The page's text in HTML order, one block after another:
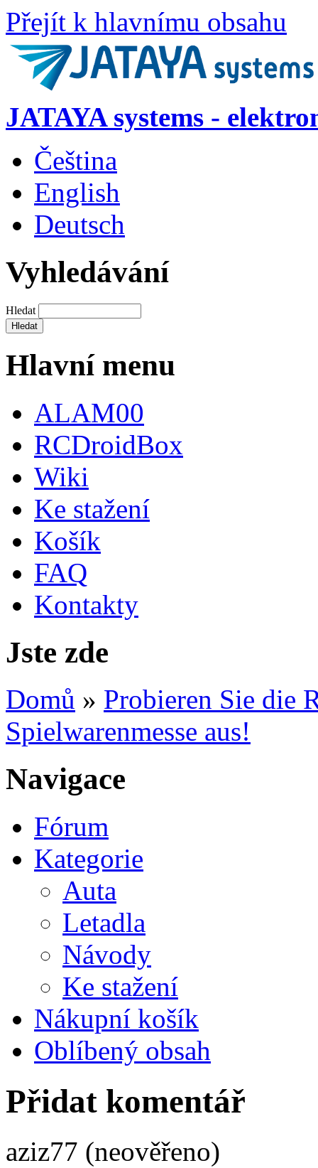
Přejít k hlavnímu obsahu
JATAYA systems -
Čeština
English
Deutsch
Vyhledávání
Hledat
Hlavní menu
ALAM00
RCDroidBox
Wiki
Ke stažení
Košík
FAQ
Kontakty
Jste zde
Domů » Probieren Sie die
Spielwarenmesse aus!
Navigace
Fórum
Kategorie
Auta
Letadla
Návody
Ke stažení
Nákupní košík
Oblíbený obsah
Přidat komentář
aziz77 (neověřeno)